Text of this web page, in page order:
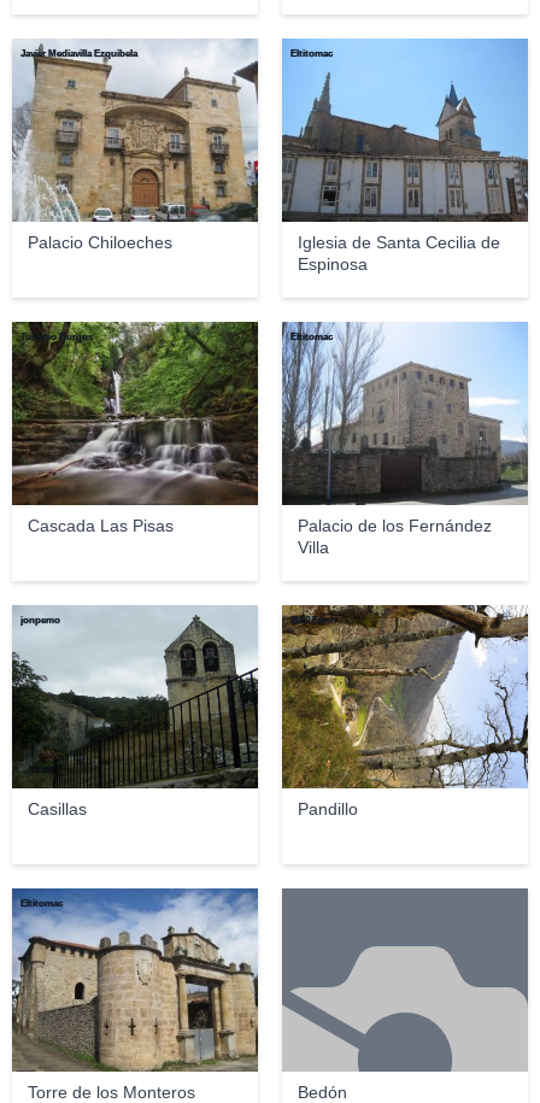
Palacio Chiloeches
Javier Mediavilla Ezquibela
Iglesia de Santa Cecilia de
Espinosa
Eltitomac
Cascada Las Pisas
Turismo Burgos
Palacio de los Fernández
Villa
Eltitomac
Casillas
jonpemo
Pandillo
2k10 Earth
Torre de los Monteros
Eltitomac
Bedón